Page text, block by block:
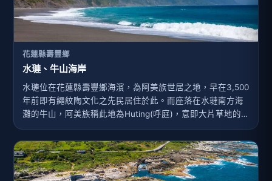
花蓮縣壽豐鄉
水璉、牛山海岸
水璉位在花蓮縣壽豐鄉海濱，為阿美族世居之地，早在3,500
年前即有繩紋陶文化之先民居住於此。而座落在水璉南方海
灘的牛山，阿美族稱此地為Huting(呼庭)，意即大片草地的牧
場，此地植物群相豐富，幾乎是東部海岸植物相的縮影，已
被劃定為自然生態保護區。